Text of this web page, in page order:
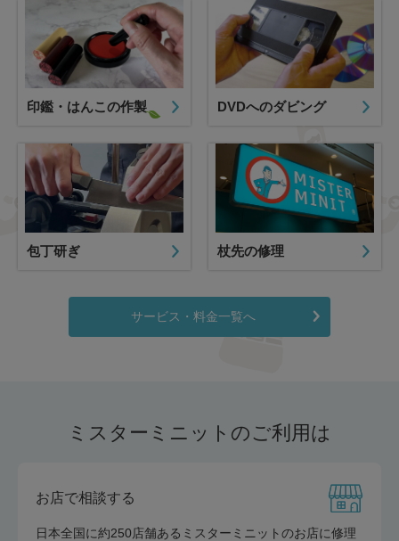
印鑑・はんこの作製 DVDへのダビング
包丁研ぎ 杖先の修理
サービス・料金一覧へ
ミスターミニットのご利用は
お店で相談する
日本全国に約250店舗あるミスターミニットのお店に修理